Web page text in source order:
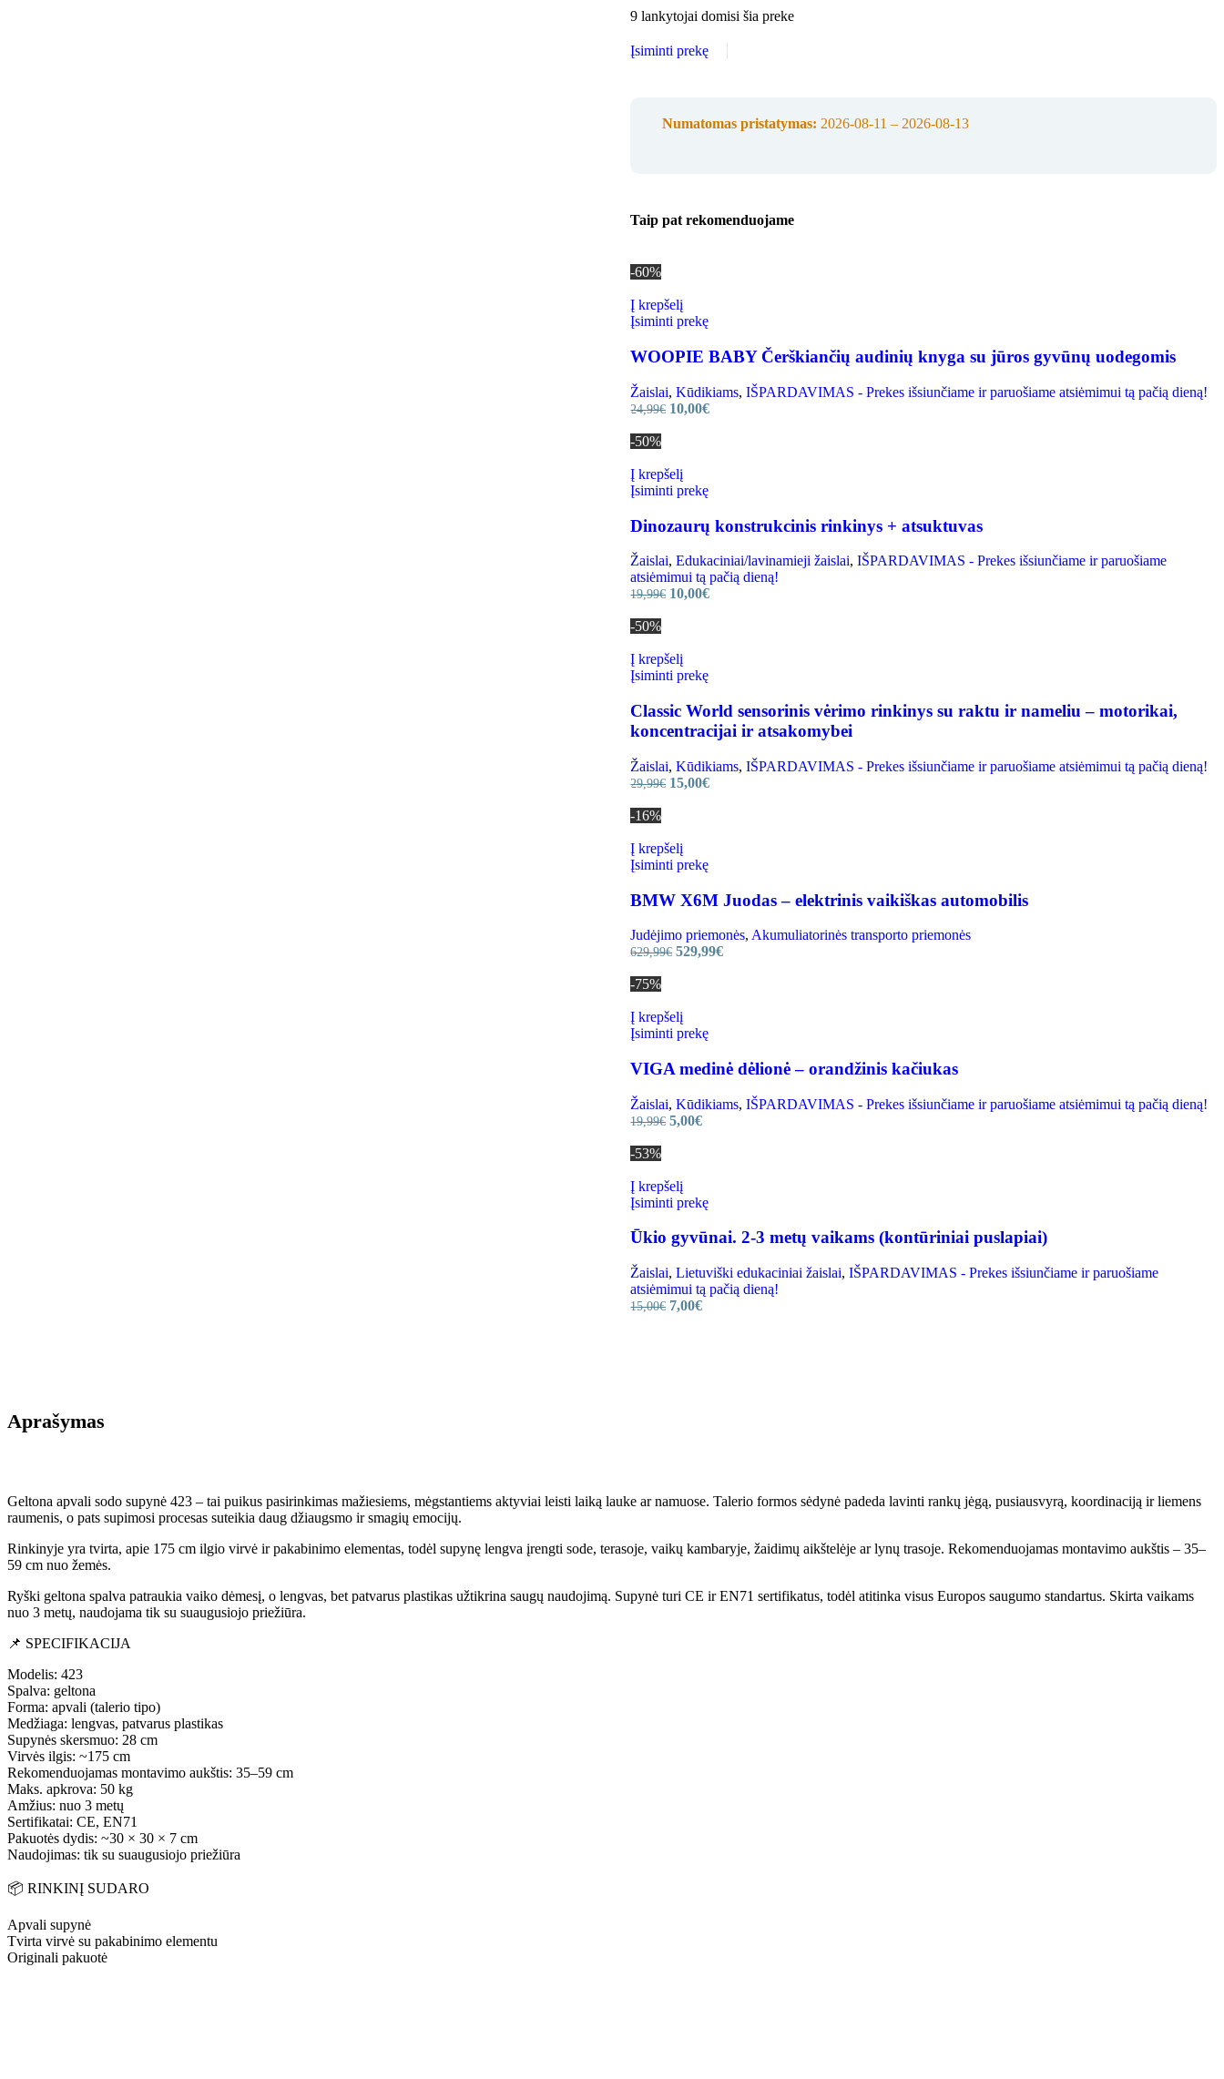
9 lankytojai domisi šia preke
Įsiminti prekę
Numatomas pristatymas: 2026-08-11 – 2026-08-13
Taip pat rekomenduojame
-60%
Į krepšelį
Įsiminti prekę
WOOPIE BABY Čerškiančių audinių knyga su jūros gyvūnų uodegomis
Žaislai, Kūdikiams, IŠPARDAVIMAS - Prekes išsiunčiame ir paruošiame atsiėmimui tą pačią dieną!
24,99€ 10,00€
-50%
Į krepšelį
Įsiminti prekę
Dinozaurų konstrukcinis rinkinys + atsuktuvas
Žaislai, Edukaciniai/lavinamieji žaislai, IŠPARDAVIMAS - Prekes išsiunčiame ir paruošiame
atsiėmimui tą pačią dieną!
19,99€ 10,00€
-50%
Į krepšelį
Įsiminti prekę
Classic World sensorinis vėrimo rinkinys su raktu ir nameliu – motorikai,
koncentracijai ir atsakomybei
Žaislai, Kūdikiams, IŠPARDAVIMAS - Prekes išsiunčiame ir paruošiame atsiėmimui tą pačią dieną!
29,99€ 15,00€
-16%
Į krepšelį
Įsiminti prekę
BMW X6M Juodas – elektrinis vaikiškas automobilis
Judėjimo priemonės, Akumuliatorinės transporto priemonės
629,99€ 529,99€
-75%
Į krepšelį
Įsiminti prekę
VIGA medinė dėlionė – orandžinis kačiukas
Žaislai, Kūdikiams, IŠPARDAVIMAS - Prekes išsiunčiame ir paruošiame atsiėmimui tą pačią dieną!
19,99€ 5,00€
-53%
Į krepšelį
Įsiminti prekę
Ūkio gyvūnai. 2-3 metų vaikams (kontūriniai puslapiai)
Žaislai, Lietuviški edukaciniai žaislai, IŠPARDAVIMAS - Prekes išsiunčiame ir paruošiame
atsiėmimui tą pačią dieną!
15,00€ 7,00€
Aprašymas
Geltona apvali sodo supynė 423 – tai puikus pasirinkimas mažiesiems, mėgstantiems aktyviai leisti laiką lauke ar namuose. Talerio formos sėdynė padeda lavinti rankų jėgą, pusiausvyrą, koordinaciją ir liemens
raumenis, o pats supimosi procesas suteikia daug džiaugsmo ir smagių emocijų.
Rinkinyje yra tvirta, apie 175 cm ilgio virvė ir pakabinimo elementas, todėl supynę lengva įrengti sode, terasoje, vaikų kambaryje, žaidimų aikštelėje ar lynų trasoje. Rekomenduojamas montavimo aukštis – 35–
59 cm nuo žemės.
Ryški geltona spalva patraukia vaiko dėmesį, o lengvas, bet patvarus plastikas užtikrina saugų naudojimą. Supynė turi CE ir EN71 sertifikatus, todėl atitinka visus Europos saugumo standartus. Skirta vaikams
nuo 3 metų, naudojama tik su suaugusiojo priežiūra.
📌 SPECIFIKACIJA
Modelis: 423
Spalva: geltona
Forma: apvali (talerio tipo)
Medžiaga: lengvas, patvarus plastikas
Supynės skersmuo: 28 cm
Virvės ilgis: ~175 cm
Rekomenduojamas montavimo aukštis: 35–59 cm
Maks. apkrova: 50 kg
Amžius: nuo 3 metų
Sertifikatai: CE, EN71
Pakuotės dydis: ~30 × 30 × 7 cm
Naudojimas: tik su suaugusiojo priežiūra
📦 RINKINĮ SUDARO
Apvali supynė
Tvirta virvė su pakabinimo elementu
Originali pakuotė